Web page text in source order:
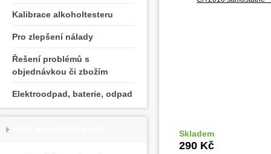
Skladem
290 Kč
Kalibrace alkoholtesteru
Pro zlepšení nálady
Řešení problémů s
objednávkou či zbožím
Elektroodpad, baterie, odpad